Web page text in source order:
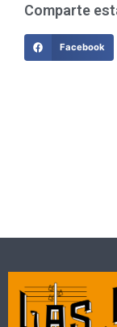
Comparte
Facebook